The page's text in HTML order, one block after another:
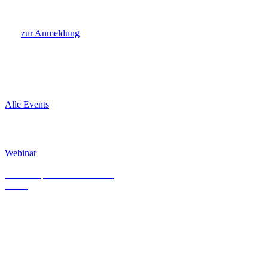
zur Anmeldung
Alle Events
Webinar